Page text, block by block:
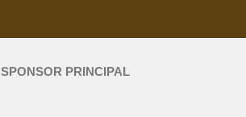
SPONSOR PRINCIPAL